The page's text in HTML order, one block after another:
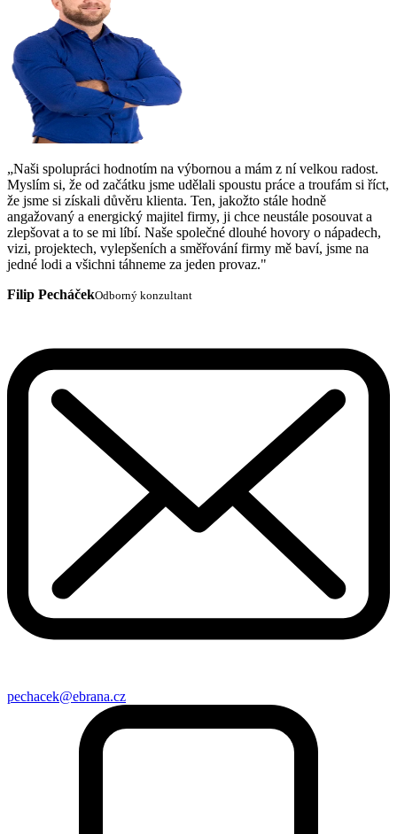
„Naši spolupráci hodnotím na výbornou a mám z ní velkou radost.
Myslím si, že od začátku jsme udělali spoustu práce a troufám si říct,
že jsme si získali důvěru klienta. Ten, jakožto stále hodně
angažovaný a energický majitel firmy, ji chce neustále posouvat a
zlepšovat a to se mi líbí. Naše společné dlouhé hovory o nápadech,
vizi, projektech, vylepšeních a směřování firmy mě baví, jsme na
jedné lodi a všichni táhneme za jeden provaz."
Filip PecháčekOdborný konzultant
pechacek@ebrana.cz